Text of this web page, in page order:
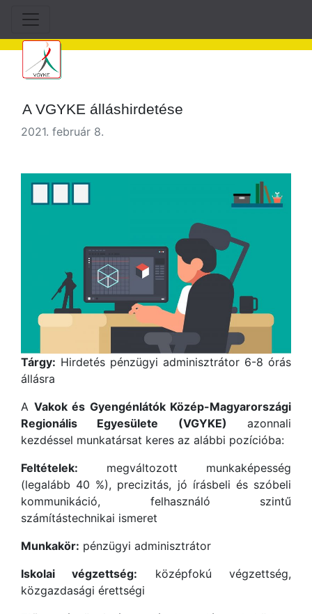
A VGYKE álláshirdetése
2021. február 8.
Tárgy: Hirdetés pénzügyi adminisztrátor 6-8 órás
állásra
A Vakok és Gyengénlátók Közép-Magyarországi
Regionális Egyesülete (VGYKE) azonnali
kezdéssel munkatársat keres az alábbi pozícióba:
Feltételek: megváltozott munkaképesség
(legalább 40 %), precizitás, jó írásbeli és szóbeli
kommunikáció, felhasználó szintű
számítástechnikai ismeret
Munkakör: pénzügyi adminisztrátor
Iskolai végzettség: középfokú végzettség,
közgazdasági érettségi